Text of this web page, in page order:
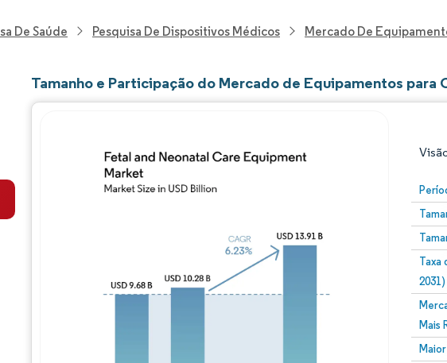
De Saúde Pesquisa De Dispositivos Médicos Mercado De
Tamanho e Participação do Mercado de Equipamentos para
Taxa
2031)
Mais
Imagem © Mordor Intelligence. O reuso requer